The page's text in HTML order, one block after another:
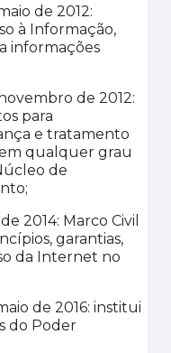
de 2012:
à Informação,
informações
de 2012:
para
e tratamento
qualquer grau
de
2014: Marco Civil
garantias,
da Internet no
de 2016: institui
do Poder